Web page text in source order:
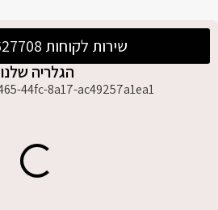
שירות לקוחות 03-9627708
הגלריה שלנו